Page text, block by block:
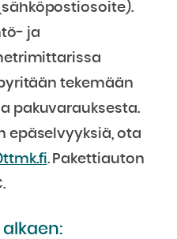
ja
tekemään
pakuvarauksesta.
epäselvyyksiä, ota
. Pakettiauton
alkaen: